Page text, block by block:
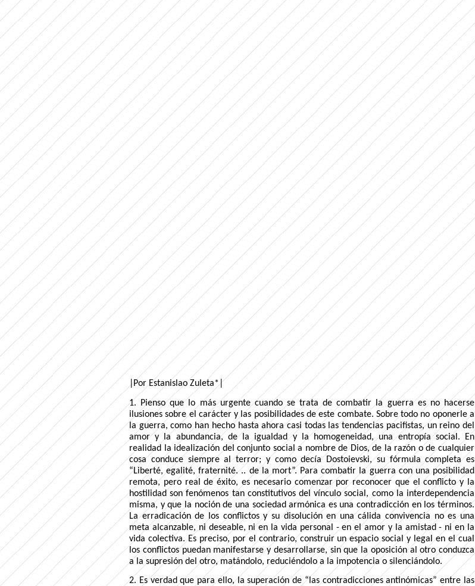
|Por Estanislao Zuleta*|
1. Pienso que lo más urgente cuando se trata de combatir la guerra es no hacerse
ilusiones sobre el carácter y las posibilidades de este combate. Sobre todo no oponerle a
la guerra, como han hecho hasta ahora casi todas las tendencias pacifistas, un reino del
amor y la abundancia, de la igualdad y la homogeneidad, una entropía social. En
realidad la idealización del conjunto social a nombre de Dios, de la razón o de cualquier
cosa conduce siempre al terror; y como decía Dostoievski, su fórmula completa es
“Liberté, egalité, fraternité. .. de la mort”. Para combatir la guerra con una posibilidad
remota, pero real de éxito, es necesario comenzar por reconocer que el conflicto y la
hostilidad son fenómenos tan constitutivos del vínculo social, como la interdependencia
misma, y que la noción de una sociedad armónica es una contradicción en los términos.
La erradicación de los conflictos y su disolución en una cálida convivencia no es una
meta alcanzable, ni deseable, ni en la vida personal - en el amor y la amistad - ni en la
vida colectiva. Es preciso, por el contrario, construir un espacio social y legal en el cual
los conflictos puedan manifestarse y desarrollarse, sin que la oposición al otro conduzca
a la supresión del otro, matándolo, reduciéndolo a la impotencia o silenciándolo.
2. Es verdad que para ello, la superación de “las contradicciones antinómicas” entre las